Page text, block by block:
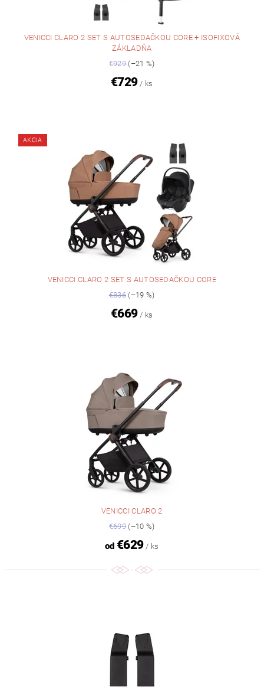
VENICCI CLARO 2 SET S AUTOSEDAČKOU CORE + ISOFIXOVÁ
ZÁKLADŇA
€929 (–21 %)
€729 / ks
AKCIA
VENICCI CLARO 2 SET S AUTOSEDAČKOU CORE
€836 (–19 %)
€669 / ks
VENICCI CLARO 2
€699 (–10 %)
od€629 / ks